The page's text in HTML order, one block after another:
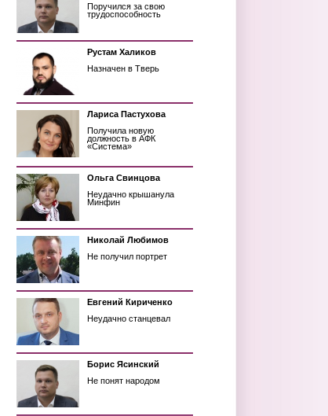
Поручился за свою
трудоспособность
Рустам Халиков
Назначен в Тверь
Лариса Пастухова
Получила новую
должность в АФК
«Система»
Ольга Свинцова
Неудачно крышанула
Минфин
Николай Любимов
Не получил портрет
Евгений Кириченко
Неудачно станцевал
Борис Ясинский
Не понят народом